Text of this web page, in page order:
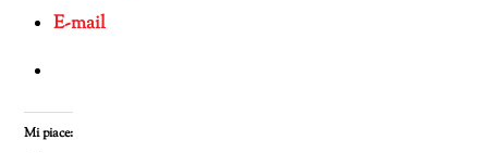
E-mail
Mi piace: